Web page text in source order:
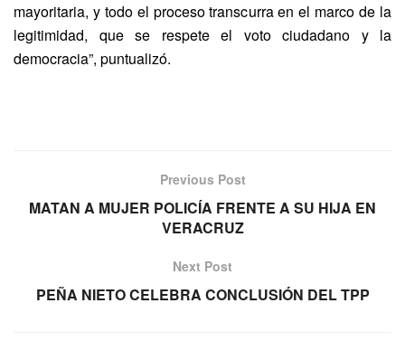
mayoritaria, y todo el proceso transcurra en el marco de la
legitimidad, que se respete el voto ciudadano y la
democracia”, puntualizó.
Previous Post
MATAN A MUJER POLICÍA FRENTE A SU HIJA EN
VERACRUZ
Next Post
PEÑA NIETO CELEBRA CONCLUSIÓN DEL TPP